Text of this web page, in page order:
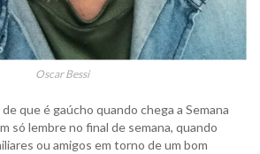
Oscar Bessi
que é gaúcho quando chega a Semana
só lembre no final de semana, quando
ou amigos em torno de um bom